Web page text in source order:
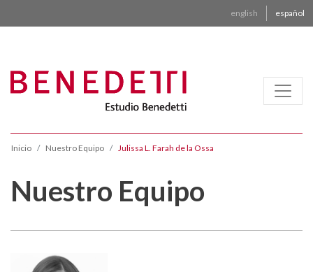
english español
Inicio Nuestro Equipo Julissa L. Farah de la Ossa
Nuestro Equipo